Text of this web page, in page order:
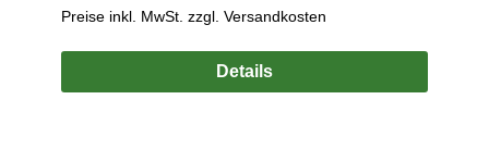
Preise inkl. MwSt. zzgl. Versandkosten
Details